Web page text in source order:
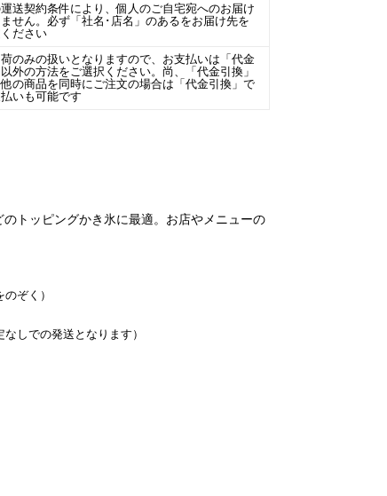
送契約条件により、個人のご自宅宛へのお届け
せん。必ず「社名･店名」のあるをお届け先を
ださい
のみの扱いとなりますので、お支払いは「代金
外の方法をご選択ください。尚、「代金引換」
の商品を同時にご注文の場合は「代金引換」で
いも可能です
トッピングかき氷に最適。お店やメニューの
ぞく）
しでの発送となります）